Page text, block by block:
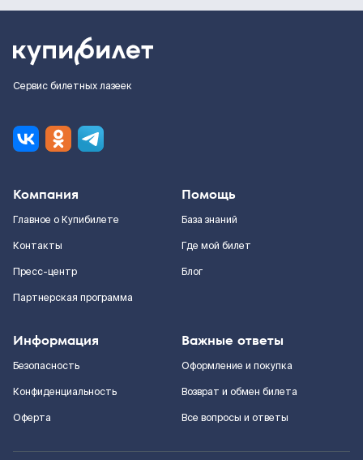
Сервис билетных лазеек
Компания
Главное о Купибилете
Контакты
Пресс-центр
Партнерская программа
Помощь
База знаний
Где мой билет
Блог
Информация
Безопасность
Конфиденциальность
Оферта
Важные ответы
Оформление и покупка
Возврат и обмен билета
Все вопросы и ответы